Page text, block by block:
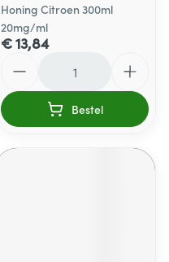
Honing Citroen 300ml
20mg/ml
€ 13,84
Bestel